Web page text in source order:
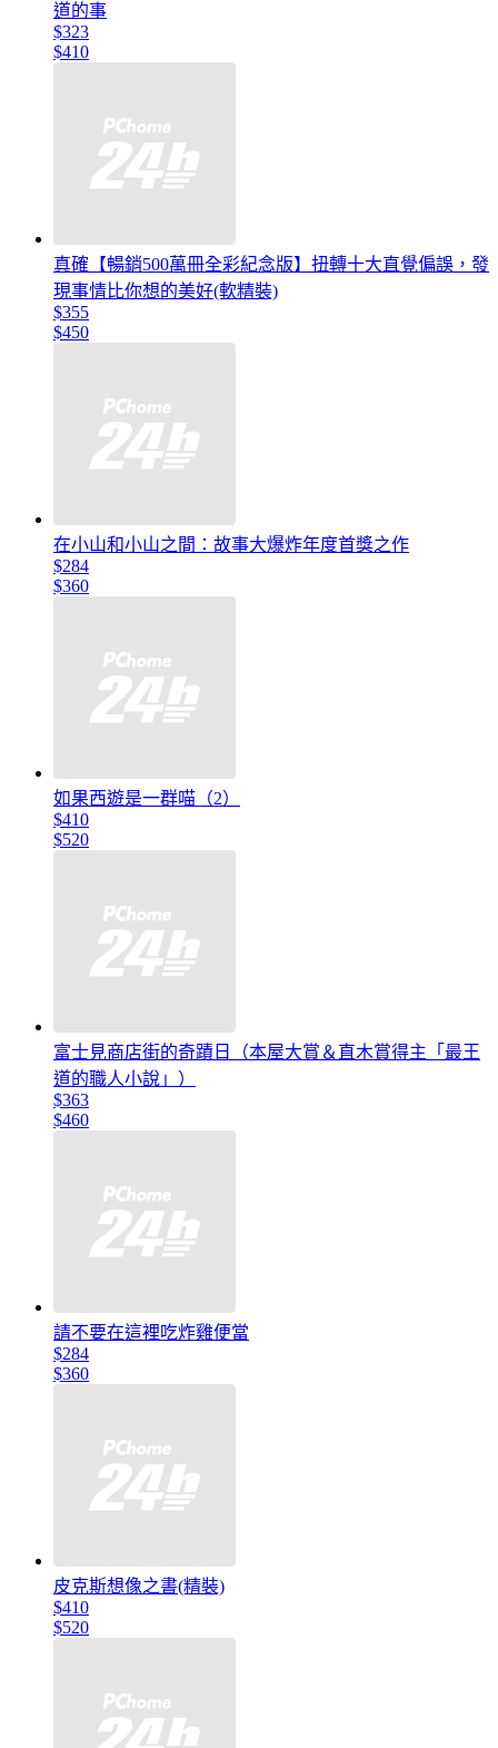
道的事
$323
$410
真確【暢銷500萬冊全彩紀念版】扭轉十大直覺偏誤，發
現事情比你想的美好(軟精裝)
$355
$450
在小山和小山之間：故事大爆炸年度首獎之作
$284
$360
如果西遊是一群喵（2）
$410
$520
富士見商店街的奇蹟日（本屋大賞＆直木賞得主「最王
道的職人小說」）
$363
$460
請不要在這裡吃炸雞便當
$284
$360
皮克斯想像之書(精裝)
$410
$520